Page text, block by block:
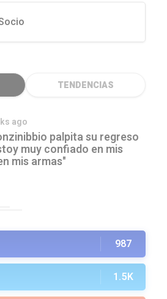
TENDENCIAS
ago
palpita su regreso
muy confiado en mis
mis armas"
987
1.5K